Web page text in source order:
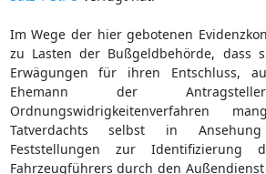
Im Wege der hier gebotenen
zu Lasten der Bußgeldbehörde, dass
Erwägungen für ihren Entschluss,
Ehemann der
Ordnungswidrigkeitenverfahren
Tatverdachts selbst in
Feststellungen zur Identifizierung
Fahrzeugführers durch den